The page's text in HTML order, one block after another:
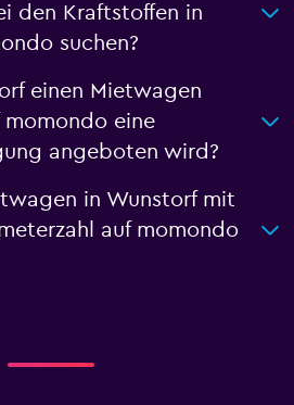
den Kraftstoffen in
suchen?
einen Mietwagen
eine
angeboten wird?
in Wunstorf mit
auf momondo